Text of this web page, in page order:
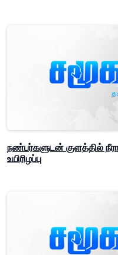
நண்பர்களுடன் குளத்தில்
உயிரிழப்பு